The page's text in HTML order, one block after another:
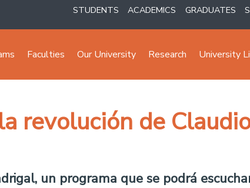
STUDENTS ACADEMICS GRADUATES
Faculties Our University Research University
revolución de
un programa que se podrá